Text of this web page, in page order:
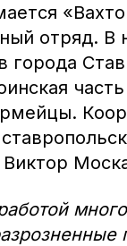
отряд. В
города